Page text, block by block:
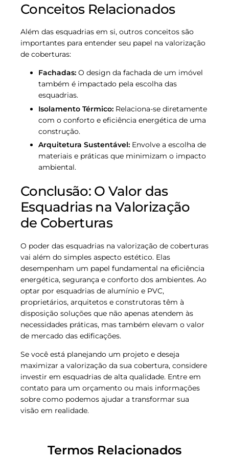
Conceitos Relacionados
Além das esquadrias em si, outros conceitos são
importantes para entender seu papel na valorização
de coberturas:
Fachadas: O design da fachada de um imóvel
também é impactado pela escolha das
esquadrias.
Isolamento Térmico: Relaciona-se diretamente
com o conforto e eficiência energética de uma
construção.
Arquitetura Sustentável: Envolve a escolha de
materiais e práticas que minimizam o impacto
ambiental.
Conclusão: O Valor das
Esquadrias na Valorização
de Coberturas
O poder das esquadrias na valorização de coberturas
vai além do simples aspecto estético. Elas
desempenham um papel fundamental na eficiência
energética, segurança e conforto dos ambientes. Ao
optar por esquadrias de alumínio e PVC,
proprietários, arquitetos e construtoras têm à
disposição soluções que não apenas atendem às
necessidades práticas, mas também elevam o valor
de mercado das edificações.
Se você está planejando um projeto e deseja
maximizar a valorização da sua cobertura, considere
investir em esquadrias de alta qualidade. Entre em
contato para um orçamento ou mais informações
sobre como podemos ajudar a transformar sua
visão em realidade.
Termos Relacionados